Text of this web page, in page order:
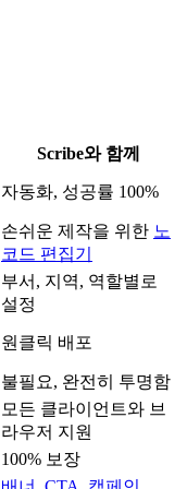
Scribe와 함께
자동화, 성공률 100%
손쉬운 제작을 위한 노
코드 편집기
부서, 지역, 역할별로
설정
원클릭 배포
불필요, 완전히 투명함
모든 클라이언트와 브
라우저 지원
100% 보장